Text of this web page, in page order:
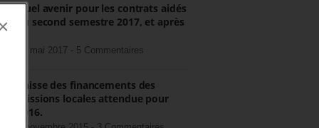
Quel avenir pour les contrats aidés
au second semestre 2017, et après
22 mai 2017 - 5 Commentaires
Baisse des financements des
missions locales attendue pour
2016.